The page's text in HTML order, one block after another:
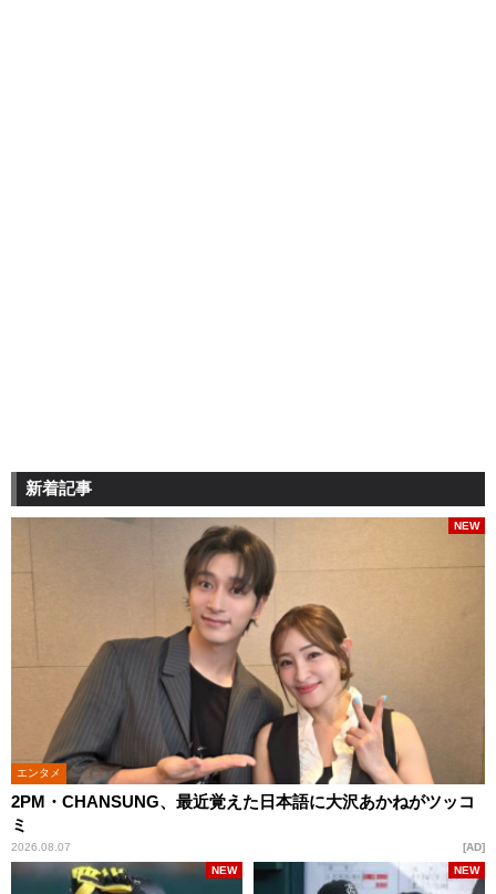
新着記事
エンタメ
2PM・CHANSUNG、最近覚えた日本語に大沢あかねがツッコ
ミ
2026.08.07
NEW
AD
NEW NEW